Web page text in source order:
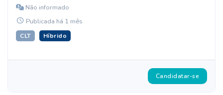
Não informado
Publicada há 1 mês
CLT Híbrido
Candidatar-se